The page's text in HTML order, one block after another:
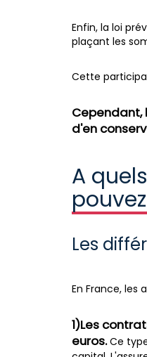
Enfin, la loi
plaçant les
Cette
Cependant,
d'en
A
Les
En France, les
1)Les
euros.Ce